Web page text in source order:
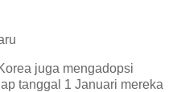
juga mengadopsi
tanggal 1 Januari mereka